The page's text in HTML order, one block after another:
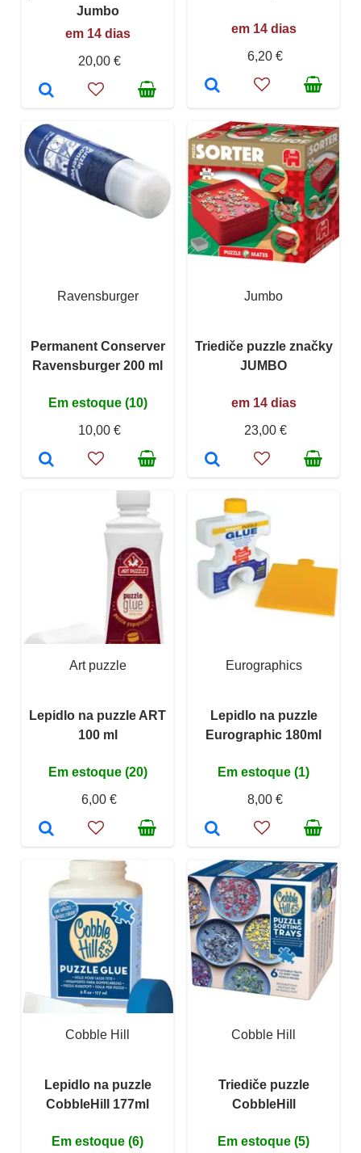
Jumbo
em 14 dias
20,00 €
em 14 dias
6,20 €
Ravensburger
Permanent Conserver
Ravensburger 200 ml
Em estoque (10)
10,00 €
Jumbo
Triediče puzzle značky
JUMBO
em 14 dias
23,00 €
Art puzzle
Lepidlo na puzzle ART
100 ml
Em estoque (20)
6,00 €
Eurographics
Lepidlo na puzzle
Eurographic 180ml
Em estoque (1)
8,00 €
Cobble Hill
Lepidlo na puzzle
CobbleHill 177ml
Em estoque (6)
Cobble Hill
Triediče puzzle
CobbleHill
Em estoque (5)